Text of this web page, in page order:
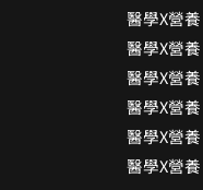
醫學X營
醫學X營
醫學X營
醫學X營
醫學X營
醫學X營